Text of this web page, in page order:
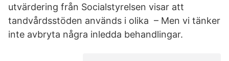
utvärdering från Socialstyrelsen visar att
tandvårdsstöden används i olika – Men vi tänker
inte avbryta några inledda behandlingar.